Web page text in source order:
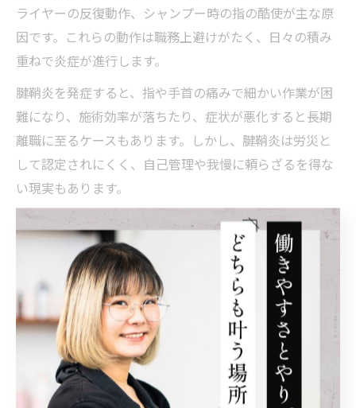
ライヤーの反復動作、シャンプー時の指の酷使が主な原
因です。これらの動作は職務上避けがたく、日々の積み
重ねで炎症が進行します。
腱鞘炎を発症すると、指や手首の痛みで細かい作業が困
難になり、施術効率が落ちたり、症状が悪化すると長期
離職に至るケースもあります。しかし、腱鞘炎は労災と
して認定されにくく、自己管理や我慢に頼らざるを得な
い現実もあります。
実際には、掛け持ちなしのマンツーマン施術や、最新デ
ジタル機器の導入で手指の負担を減らすことが可能で
す。働き方や設備の見直しが、腱鞘炎予防の大きなカギ
となります。
続けられない職業病の予防には何が必要か
「手荒れや腰痛で続けられない」と感じる方が多い現状
ですが、実は職業病は“個人の努力”だけで防ぐのは困難